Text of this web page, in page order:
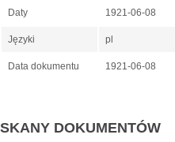
Daty 1921-06-08
Języki pl
Data dokumentu 1921-06-08
SKANY DOKUMENTÓW